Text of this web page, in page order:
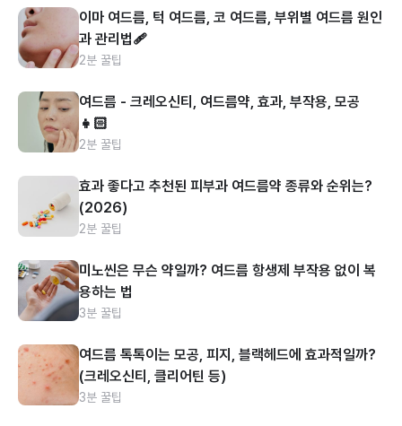
이마 여드름, 턱 여드름, 코 여드름, 부위별 여드름 원인
과 관리법🩹
2분 꿀팁
여드름 - 크레오신티, 여드름약, 효과, 부작용, 모공
👧🏻
2분 꿀팁
효과 좋다고 추천된 피부과 여드름약 종류와 순위는?
(2026)
2분 꿀팁
미노씬은 무슨 약일까? 여드름 항생제 부작용 없이 복
용하는 법
3분 꿀팁
여드름 톡톡이는 모공, 피지, 블랙헤드에 효과적일까?
(크레오신티, 클리어틴 등)
3분 꿀팁